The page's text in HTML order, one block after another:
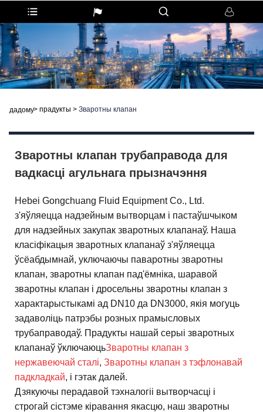
дадому> прадукты > Зваротны клапан
Зваротны клапан трубаправода для
вадкасці агульнага прызначэння
Hebei Gongchuang Fluid Equipment Co., Ltd.
з'яўляецца надзейным вытворцам і пастаўшчыком
для надзейных закупак зваротных клапанаў. Наша
класіфікацыя зваротных клапанаў з'яўляецца
ўсёабдымнай, уключаючы паваротны зваротны
клапан, зваротны клапан пад'ёмніка, шаравой
зваротны клапан і дросельны зваротны клапан з
характарыстыкамі ад DN10 да DN3000, якія могуць
задаволіць патрэбы розных прамысловых
трубаправодаў. Прадукты нашай серыі зваротных
клапанаў ўключаюцьЗваротны клапан з
нержавеючай сталі, Зваротны клапан з тэфлонавай
падкладкай, і гэтак далей.
Дзякуючы перадавой тэхналогіі вытворчасці і
строгай сістэме кіравання якасцю, наш зваротны